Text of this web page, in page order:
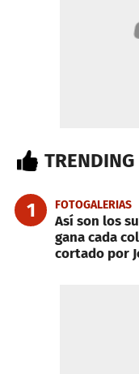
TRENDING
1 FOTOGALERIAS
Así son los
gana cada
cortado por